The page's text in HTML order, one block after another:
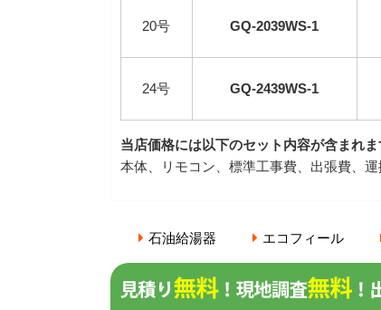
20号 GQ-2039WS-1
24号 GQ-2439WS-1
当店価格には以下のセット内容が含まれま
本体、リモコン、標準工事費、出張費、
石油給湯器 エコフィール